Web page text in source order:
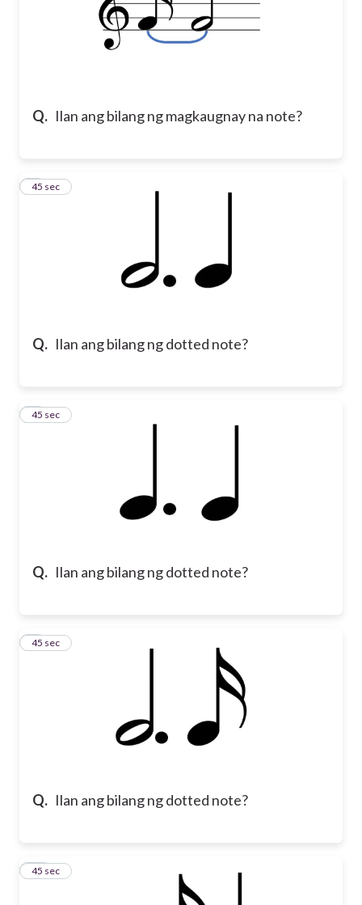
Q. Ilan ang bilang ng magkaugnay na note?
Q. Ilan ang bilang ng dotted note?
7
45 sec
Q. Ilan ang bilang ng dotted note?
8
45 sec
Q. Ilan ang bilang ng dotted note?
9
45 sec
10
45 sec